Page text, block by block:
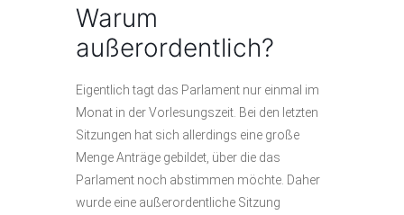
Warum
außerordentlich?
Eigentlich tagt das Parlament nur einmal im
Monat in der Vorlesungszeit. Bei den letzten
Sitzungen hat sich allerdings eine große
Menge Anträge gebildet, über die das
Parlament noch abstimmen möchte. Daher
wurde eine außerordentliche Sitzung